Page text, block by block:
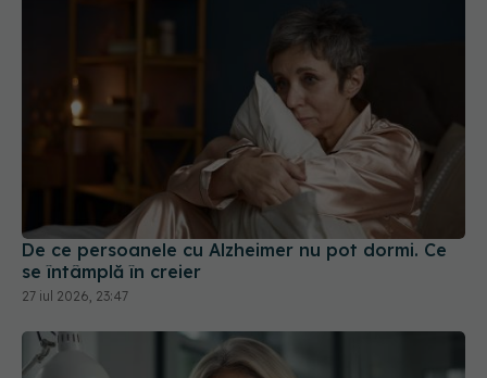
De ce persoanele cu Alzheimer nu pot dormi. Ce
se întâmplă în creier
27 iul 2026, 23:47